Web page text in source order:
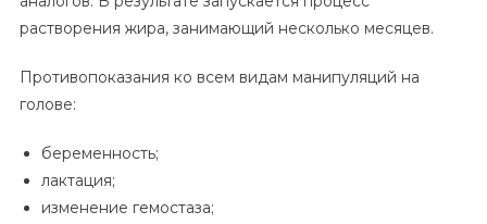
растворения жира, занимающий несколько месяцев.
Противопоказания ко всем видам манипуляций на
голове:
беременность;
лактация;
изменение гемостаза;